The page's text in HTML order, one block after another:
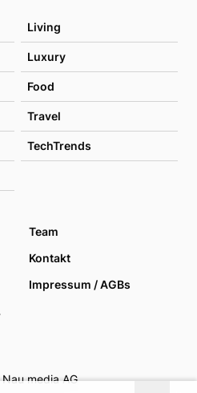
Living
Luxury
Food
Travel
TechTrends
Team
Kontakt
Impressum / AGBs
media AG